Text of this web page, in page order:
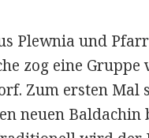
Plewnia und
zog eine Gruppe
Zum ersten Mal
neuen Baldachin